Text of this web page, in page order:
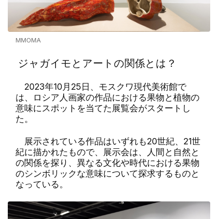
MMOMA
ジャガイモとアートの関係とは？
2023年10月25日、モスクワ現代美術館で
は、ロシア人画家の作品における果物と植物の
意味にスポットを当てた展覧会がスタートし
た。
展示されている作品はいずれも20世紀、21世
紀に描かれたもので、展示会は、人間と自然と
の関係を探り、異なる文化や時代における果物
のシンボリックな意味について探求するものと
なっている。